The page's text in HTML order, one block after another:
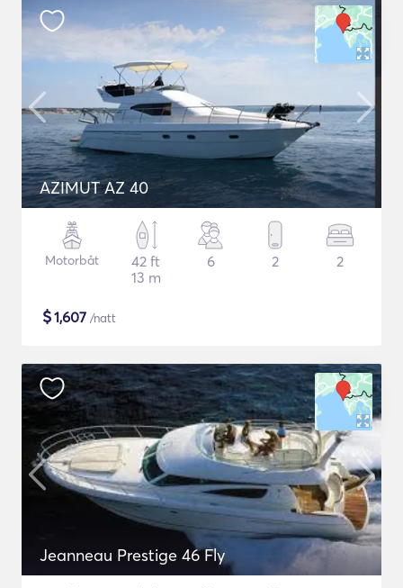
AZIMUT AZ 40
Motorbåt
42 ft
13 m
6 2 2
$1,607 /natt
Jeanneau Prestige 46 Fly